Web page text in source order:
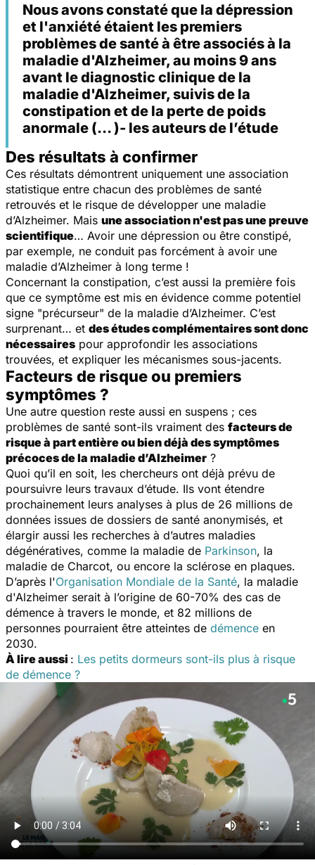
Nous avons constaté que la dépression
et l'anxiété étaient les premiers
problèmes de santé à être associés à la
maladie d'Alzheimer, au moins 9 ans
avant le diagnostic clinique de la
maladie d'Alzheimer, suivis de la
constipation et de la perte de poids
anormale (… )- les auteurs de l’étude
Des résultats à confirmer
Ces résultats démontrent uniquement une association
statistique entre chacun des problèmes de santé
retrouvés et le risque de développer une maladie
d’Alzheimer. Mais une association n'est pas une preuve
scientifique… Avoir une dépression ou être constipé,
par exemple, ne conduit pas forcément à avoir une
maladie d’Alzheimer à long terme !
Concernant la constipation, c’est aussi la première fois
que ce symptôme est mis en évidence comme potentiel
signe "précurseur" de la maladie d’Alzheimer. C’est
surprenant… et des études complémentaires sont donc
nécessaires pour approfondir les associations
trouvées, et expliquer les mécanismes sous-jacents.
Facteurs de risque ou premiers
symptômes ?
Une autre question reste aussi en suspens ; ces
problèmes de santé sont-ils vraiment des facteurs de
risque à part entière ou bien déjà des symptômes
précoces de la maladie d’Alzheimer ?
Quoi qu’il en soit, les chercheurs ont déjà prévu de
poursuivre leurs travaux d’étude. Ils vont étendre
prochainement leurs analyses à plus de 26 millions de
données issues de dossiers de santé anonymisés, et
élargir aussi les recherches à d’autres maladies
dégénératives, comme la maladie de Parkinson, la
maladie de Charcot, ou encore la sclérose en plaques.
D’après l'Organisation Mondiale de la Santé, la maladie
d'Alzheimer serait à l’origine de 60-70% des cas de
démence à travers le monde, et 82 millions de
personnes pourraient être atteintes de démence en
2030.
À lire aussi : Les petits dormeurs sont-ils plus à risque
de démence ?